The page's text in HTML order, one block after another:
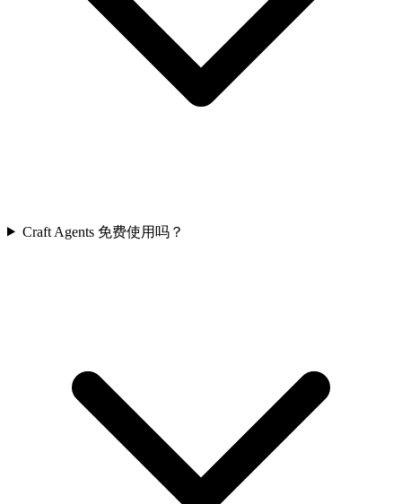
Craft Agents 免费使用吗？